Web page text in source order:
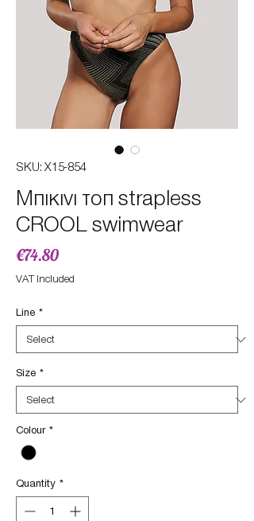
SKU: X15-854
Mπικινι τοπ strapless
CROOL swimwear
€74.80Price
VAT Included
Line *
Size *
Colour *
Quantity *